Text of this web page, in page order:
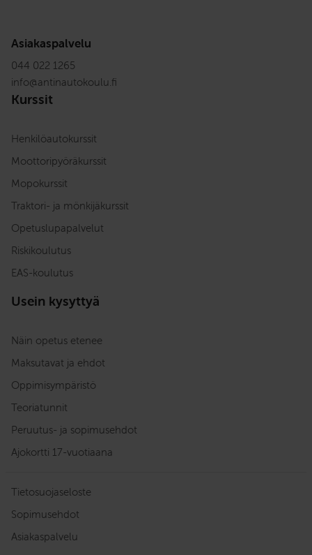
Asiakaspalvelu
044 022 1265
info@antinautokoulu.fi
Kurssit
Henkilöautokurssit
Moottoripyöräkurssit
Mopokurssit
Traktori- ja mönkijäkurssit
Opetuslupapalvelut
Riskikoulutus
EAS-koulutus
Usein kysyttyä
Näin opetus etenee
Maksutavat ja ehdot
Oppimisympäristö
Teoriatunnit
Peruutus- ja sopimusehdot
Ajokortti 17-vuotiaana
Tietosuojaseloste
Sopimusehdot
Asiakaspalvelu